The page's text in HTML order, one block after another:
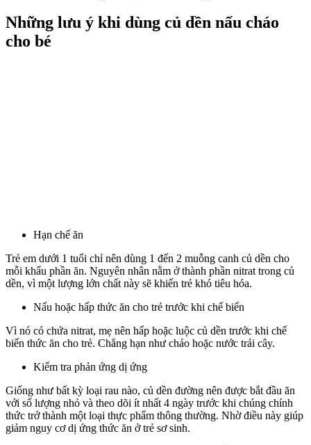
Những lưu ý khi dùng củ dền nấu cháo
cho bé
Hạn chế ăn
Trẻ em dưới 1 tuổi chỉ nên dùng 1 đến 2 muỗng canh củ dền cho
mỗi khẩu phần ăn. Nguyên nhân nằm ở thành phần nitrat trong củ
dền, vì một lượng lớn chất này sẽ khiến trẻ khó tiêu hóa.
Nấu hoặc hấp thức ăn cho trẻ trước khi chế biến
Vì nó có chứa nitrat, mẹ nên hấp hoặc luộc củ dền trước khi chế
biến thức ăn cho trẻ. Chẳng hạn như cháo hoặc nước trái cây.
Kiểm tra phản ứng dị ứng
Giống như bất kỳ loại rau nào, củ dền đường nên được bắt đầu ăn
với số lượng nhỏ và theo dõi ít ​​nhất 4 ngày trước khi chúng chính
thức trở thành một loại thực phẩm thông thường. Nhờ điều này giúp
giảm nguy cơ dị ứng thức ăn ở trẻ sơ sinh.